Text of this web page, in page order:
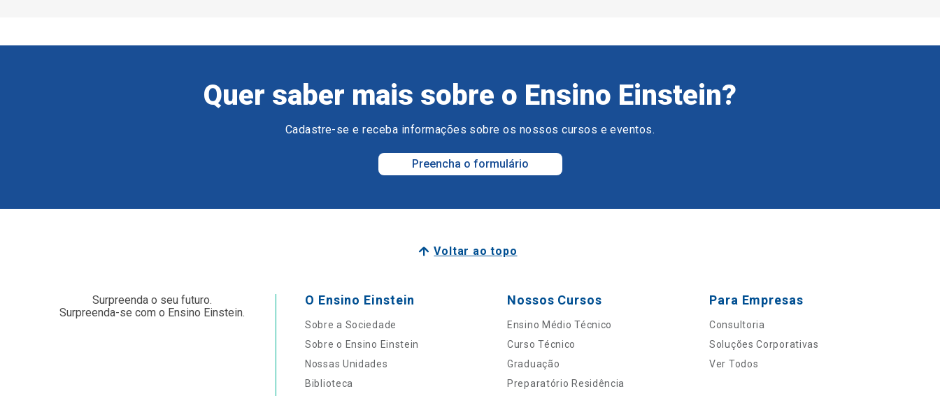
Quer saber mais sobre o Ensino Einstein?
Cadastre-se e receba informações sobre os nossos cursos e eventos.
Preencha o formulário
Voltar ao topo
Surpreenda o seu futuro.
Surpreenda-se com o Ensino Einstein.
O Ensino Einstein
Sobre a Sociedade
Sobre o Ensino Einstein
Nossas Unidades
Biblioteca
Nossos Cursos
Ensino Médio Técnico
Curso Técnico
Graduação
Preparatório Residência
Para Empresas
Consultoria
Soluções Corporativas
Ver Todos